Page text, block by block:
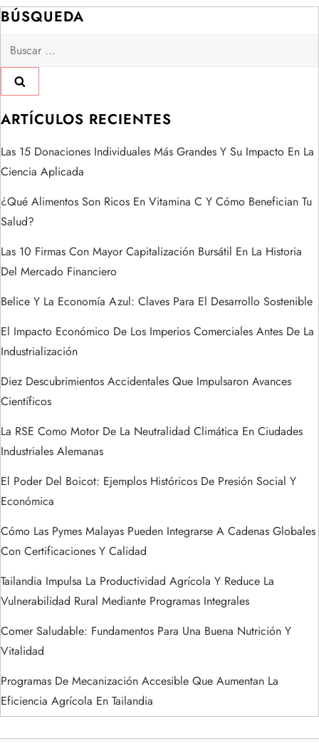
a
c
i
ó
n
d
e
e
n
t
r
a
d
a
s
BÚSQUEDA
Buscar:
ARTÍCULOS RECIENTES
Las 15 Donaciones Individuales Más Grandes Y Su Impacto En La
Ciencia Aplicada
¿Qué Alimentos Son Ricos En Vitamina C Y Cómo Benefician Tu
Salud?
Las 10 Firmas Con Mayor Capitalización Bursátil En La Historia
Del Mercado Financiero
Belice Y La Economía Azul: Claves Para El Desarrollo Sostenible
El Impacto Económico De Los Imperios Comerciales Antes De La
Industrialización
Diez Descubrimientos Accidentales Que Impulsaron Avances
Científicos
La RSE Como Motor De La Neutralidad Climática En Ciudades
Industriales Alemanas
El Poder Del Boicot: Ejemplos Históricos De Presión Social Y
Económica
Cómo Las Pymes Malayas Pueden Integrarse A Cadenas Globales
Con Certificaciones Y Calidad
Tailandia Impulsa La Productividad Agrícola Y Reduce La
Vulnerabilidad Rural Mediante Programas Integrales
Comer Saludable: Fundamentos Para Una Buena Nutrición Y
Vitalidad
Programas De Mecanización Accesible Que Aumentan La
Eficiencia Agrícola En Tailandia